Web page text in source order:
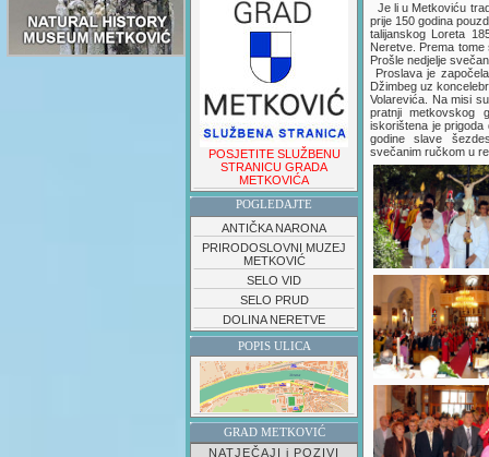
POSJETITE SLUŽBENU
STRANICU GRADA
METKOVIĆA
POGLEDAJTE
ANTIČKA NARONA
PRIRODOSLOVNI MUZEJ
METKOVIĆ
SELO VID
SELO PRUD
DOLINA NERETVE
POPIS ULICA
GRAD METKOVIĆ
NATJEČAJI i POZIVI
Je li u Metkoviću
prije 150 godina
talijanskog Loreta
Neretve. Prema
Prošle nedjelje
Proslava je
Džimbeg uz
Volarevića. Na misi
pratnji metkovskog
iskorištena je
godine slave
svečanim ručkom u